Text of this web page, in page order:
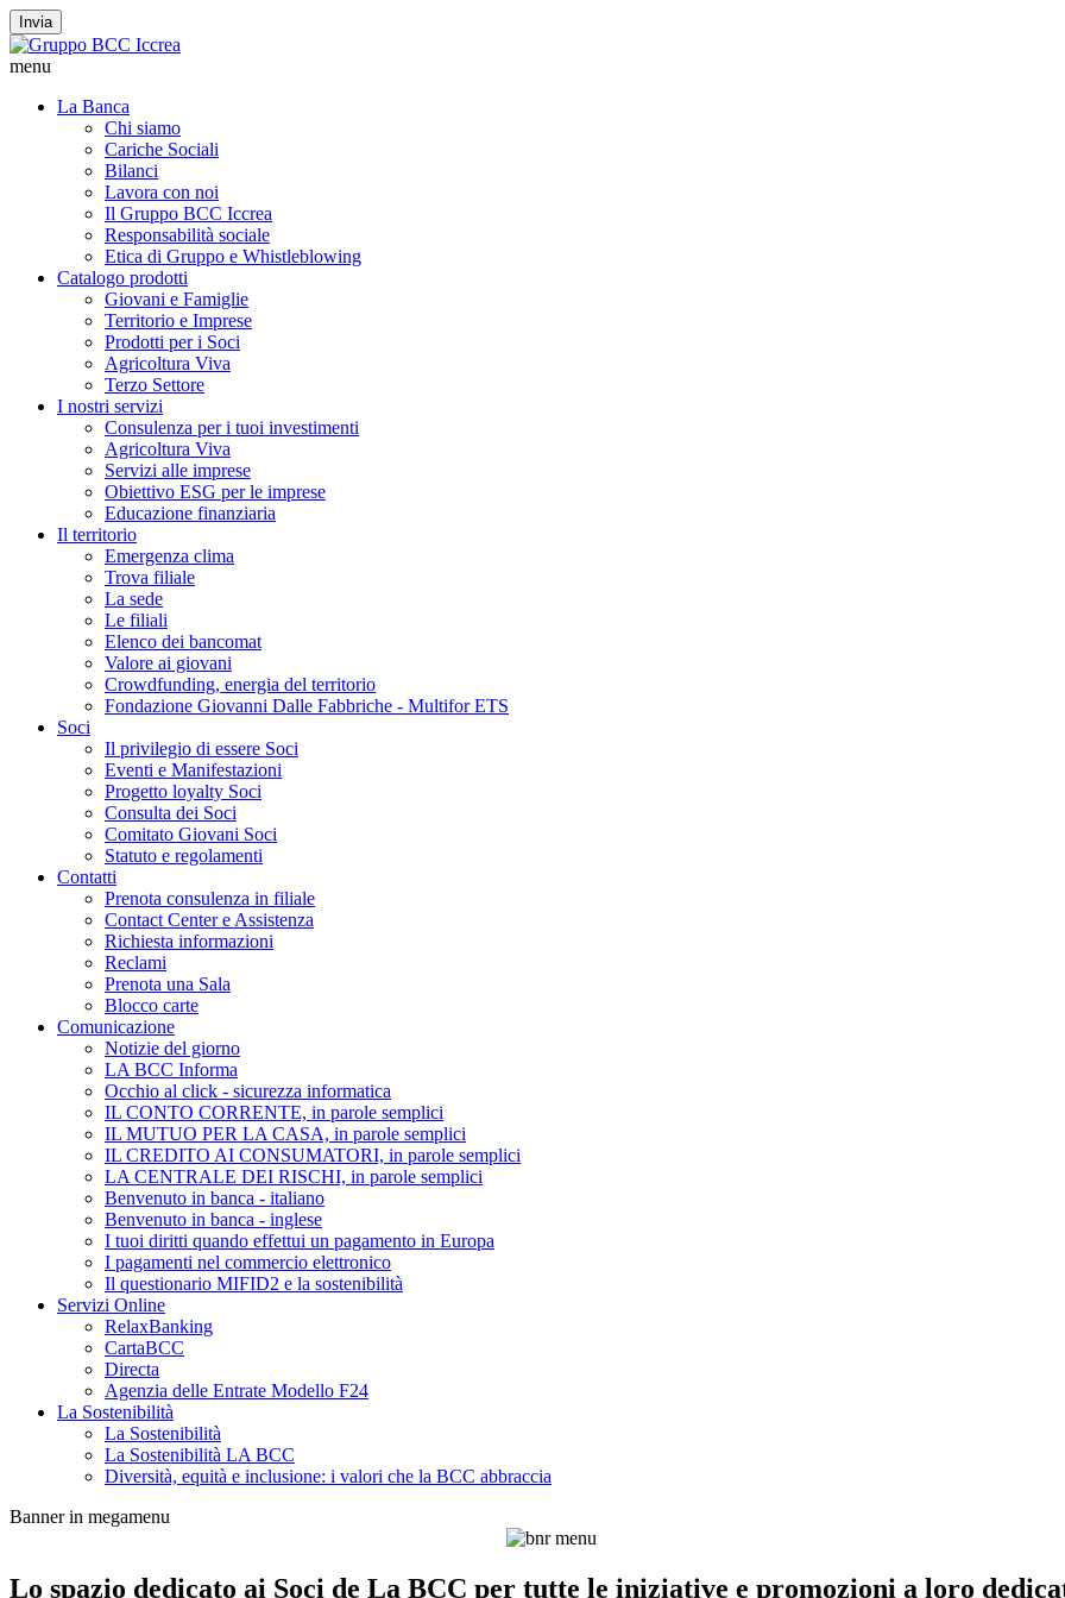
Invia
menu
La Banca
Chi siamo
Cariche Sociali
Bilanci
Lavora con noi
Il Gruppo BCC Iccrea
Responsabilità sociale
Etica di Gruppo e Whistleblowing
Catalogo prodotti
Giovani e Famiglie
Territorio e Imprese
Prodotti per i Soci
Agricoltura Viva
Terzo Settore
I nostri servizi
Consulenza per i tuoi investimenti
Agricoltura Viva
Servizi alle imprese
Obiettivo ESG per le imprese
Educazione finanziaria
Il territorio
Emergenza clima
Trova filiale
La sede
Le filiali
Elenco dei bancomat
Valore ai giovani
Crowdfunding, energia del territorio
Fondazione Giovanni Dalle Fabbriche - Multifor ETS
Soci
Il privilegio di essere Soci
Eventi e Manifestazioni
Progetto loyalty Soci
Consulta dei Soci
Comitato Giovani Soci
Statuto e regolamenti
Contatti
Prenota consulenza in filiale
Contact Center e Assistenza
Richiesta informazioni
Reclami
Prenota una Sala
Blocco carte
Comunicazione
Notizie del giorno
LA BCC Informa
Occhio al click - sicurezza informatica
IL CONTO CORRENTE, in parole semplici
IL MUTUO PER LA CASA, in parole semplici
IL CREDITO AI CONSUMATORI, in parole semplici
LA CENTRALE DEI RISCHI, in parole semplici
Benvenuto in banca - italiano
Benvenuto in banca - inglese
I tuoi diritti quando effettui un pagamento in Europa
I pagamenti nel commercio elettronico
Il questionario MIFID2 e la sostenibilità
Servizi Online
RelaxBanking
CartaBCC
Directa
Agenzia delle Entrate Modello F24
La Sostenibilità
La Sostenibilità
La Sostenibilità LA BCC
Diversità, equità e inclusione: i valori che la BCC abbraccia
Banner in megamenu
Lo spazio dedicato ai Soci de La BCC per tutte le iniziative e promozioni a loro